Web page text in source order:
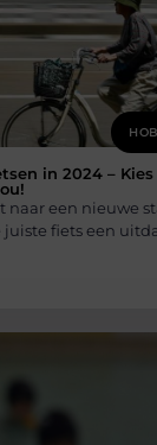
in 2024 – Kies
naar een nieuwe
juiste fiets een